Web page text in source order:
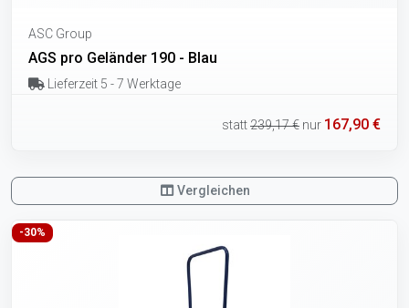
ASC Group
AGS pro Geländer 190 - Blau
Lieferzeit 5 - 7 Werktage
statt239,17 € nur 167,90 €
Vergleichen
-30%